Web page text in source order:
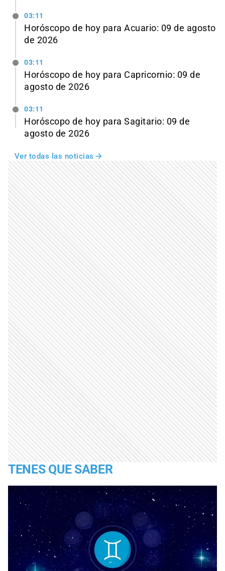
03:11
Horóscopo de hoy para Acuario: 09 de agosto
de 2026
03:11
Horóscopo de hoy para Capricornio: 09 de
agosto de 2026
03:11
Horóscopo de hoy para Sagitario: 09 de
agosto de 2026
Ver todas las noticias
TENES QUE SABER